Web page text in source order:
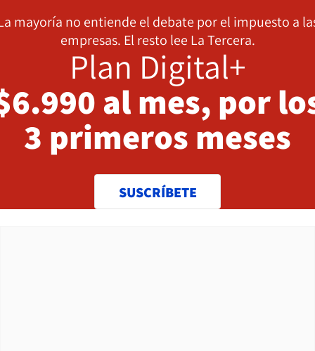
mayoría no entiende el debate por el impuesto a
empresas. El resto lee La Tercera.
Plan Digital+
al mes, por
3 primeros meses
SUSCRÍBETE